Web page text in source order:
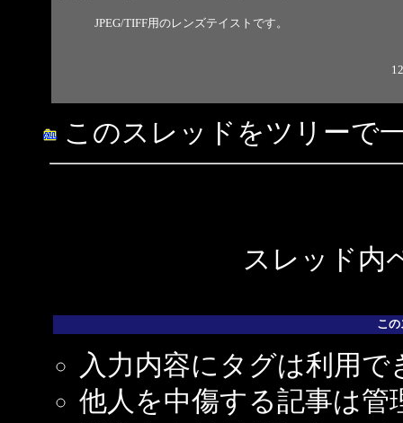
JPEG/TIFF用のレンズテイストです。
このスレッドをツリーで
スレッド内
こ
入力内容にタグは利用で
他人を中傷する記事は管